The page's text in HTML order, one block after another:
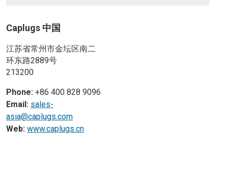
Caplugs 中国
江苏省常州市金坛区南二
环东路2889号
213200
Phone: +86 400 828 9096
Email: sales-
asia@caplugs.com
Web: www.caplugs.cn